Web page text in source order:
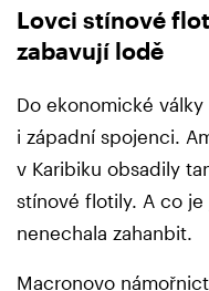
Lovci stínové
zabavují lodě
Do ekonomické
i západní spojenci.
v Karibiku obsadily
stínové flotily. A co je
nenechala zahanbit.
Macronovo